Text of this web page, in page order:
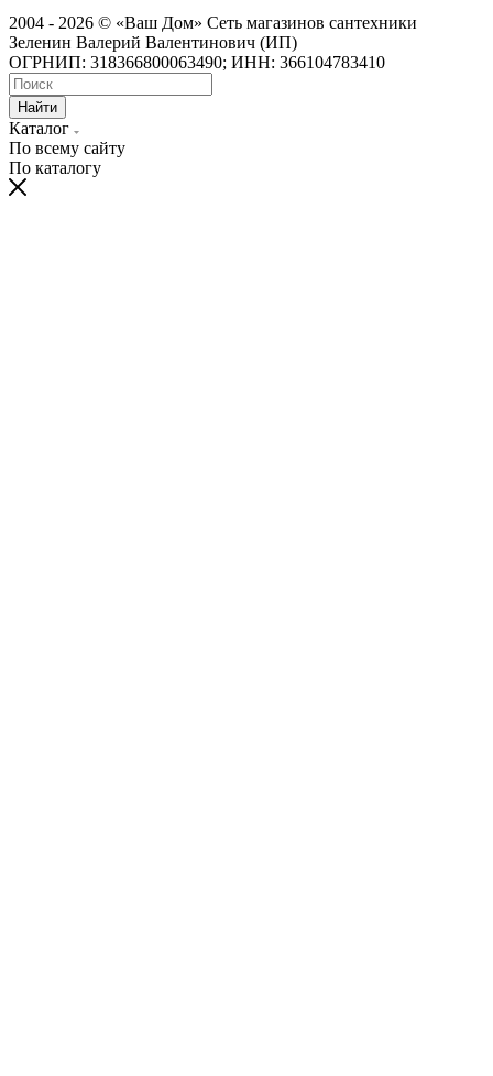
2004 - 2026 © «Ваш Дом» Сеть магазинов сантехники
Зеленин Валерий Валентинович (ИП)
ОГРНИП: 318366800063490; ИНН: 366104783410
Найти
Каталог
По всему сайту
По каталогу